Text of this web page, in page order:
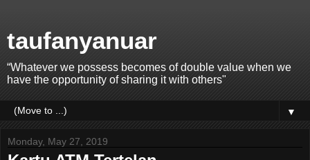
taufanyanuar
“Whatever we possess becomes of double value when we
have the opportunity of sharing it with others"
▼
Monday, May 27, 2019